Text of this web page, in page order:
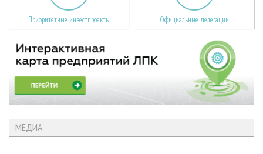
Приоритетные инвестпроекты Официальные делегации
МЕДИА